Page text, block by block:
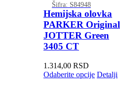
Šifra: S84948
Hemijska olovka
PARKER Original
JOTTER Green
3405 CT
1.314,00 RSD
Odaberite opcije Detalji